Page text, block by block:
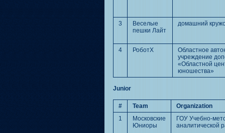
3
Веселые
пешки Лайт
домашний
4 РоботХ
Областное
учреждение
«Областной
юношества»
Junior
# Team
Organization
1
Московские
Юниоры
ГОУ Учебно-
аналитической